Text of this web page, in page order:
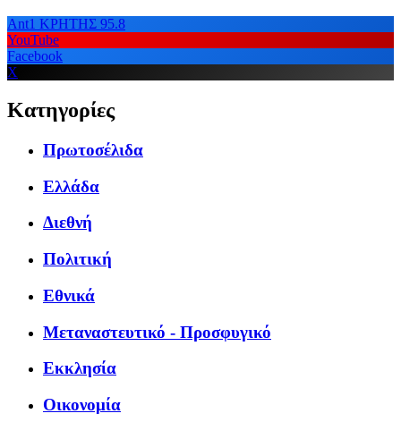
Ant1 ΚΡΗΤΗΣ 95.8
YouTube
Facebook
X
Κατηγορίες
Πρωτοσέλιδα
Ελλάδα
Διεθνή
Πολιτική
Εθνικά
Μεταναστευτικό - Προσφυγικό
Εκκλησία
Οικονομία